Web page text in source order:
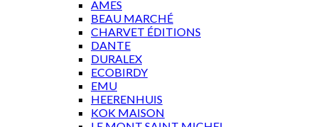
AMES
BEAU MARCHÉ
CHARVET ÉDITIONS
DANTE
DURALEX
ECOBIRDY
EMU
HEERENHUIS
KOK MAISON